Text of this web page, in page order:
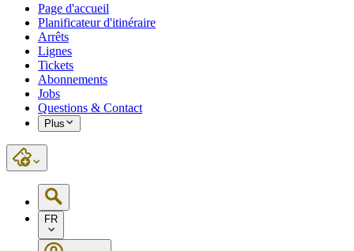
Page d'accueil
Planificateur d'itinéraire
Arrêts
Lignes
Tickets
Abonnements
Jobs
Questions & Contact
Plus
FR